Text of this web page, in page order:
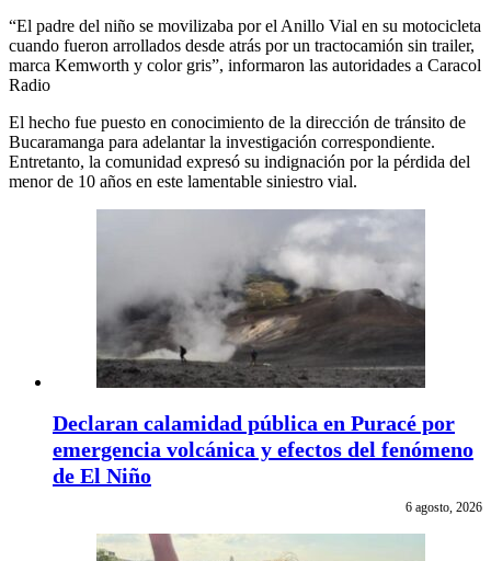
“El padre del niño se movilizaba por el Anillo Vial en su motocicleta
cuando fueron arrollados desde atrás por un tractocamión sin trailer,
marca Kemworth y color gris”, informaron las autoridades a Caracol
Radio
El hecho fue puesto en conocimiento de la dirección de tránsito de
Bucaramanga para adelantar la investigación correspondiente.
Entretanto, la comunidad expresó su indignación por la pérdida del
menor de 10 años en este lamentable siniestro vial.
Declaran calamidad pública en Puracé por
emergencia volcánica y efectos del fenómeno
de El Niño
6 agosto, 2026